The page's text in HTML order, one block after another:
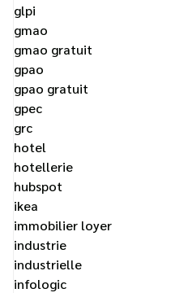
glpi
gmao
gmao gratuit
gpao
gpao gratuit
gpec
grc
hotel
hotellerie
hubspot
ikea
immobilier loyer
industrie
industrielle
infologic